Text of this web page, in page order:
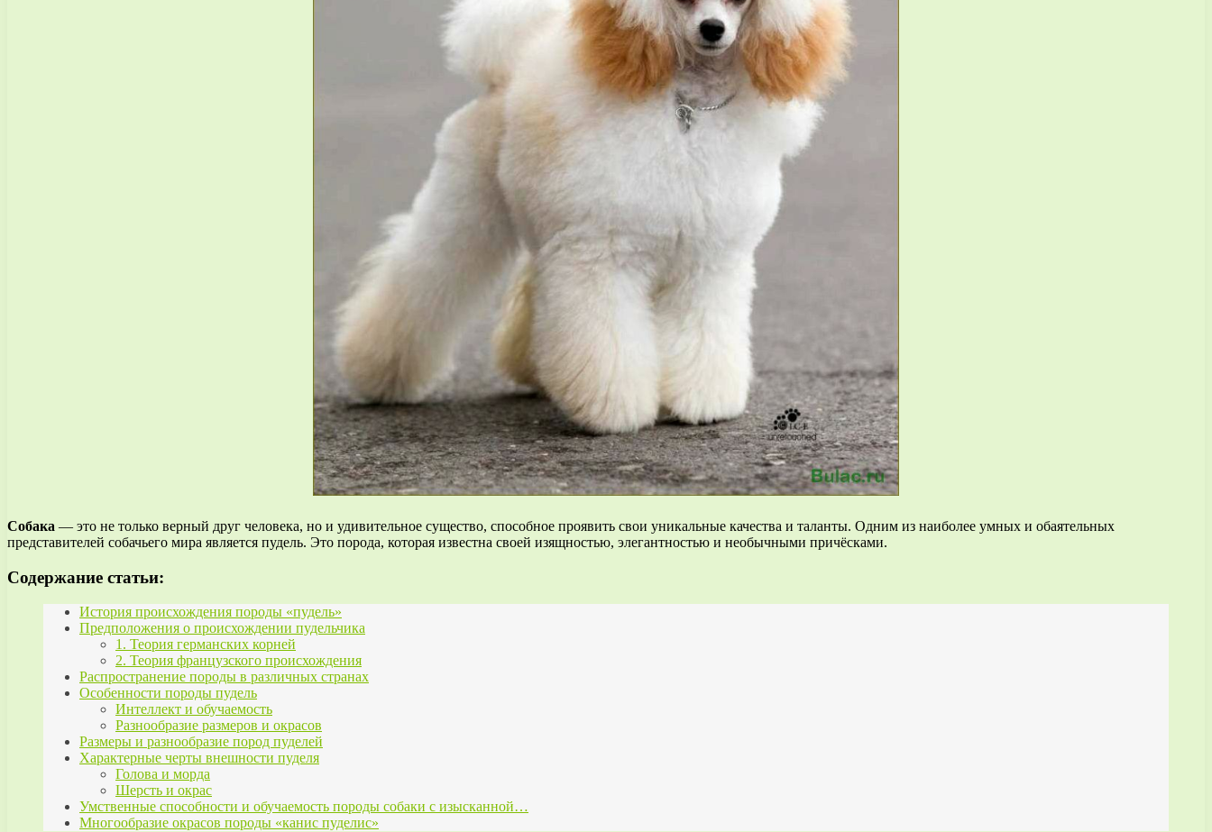
Собака — это не только верный друг человека, но и удивительное существо, способное проявить свои уникальные качества и таланты. Одним из наиболее умных и обаятельных
представителей собачьего мира является пудель. Это порода, которая известна своей изящностью, элегантностью и необычными причёсками.
Содержание статьи:
История происхождения породы «пудель»
Предположения о происхождении пудельчика
1. Теория германских корней
2. Теория французского происхождения
Распространение породы в различных странах
Особенности породы пудель
Интеллект и обучаемость
Разнообразие размеров и окрасов
Размеры и разнообразие пород пуделей
Характерные черты внешности пуделя
Голова и морда
Шерсть и окрас
Умственные способности и обучаемость породы собаки с изысканной…
Многообразие окрасов породы «канис пуделис»